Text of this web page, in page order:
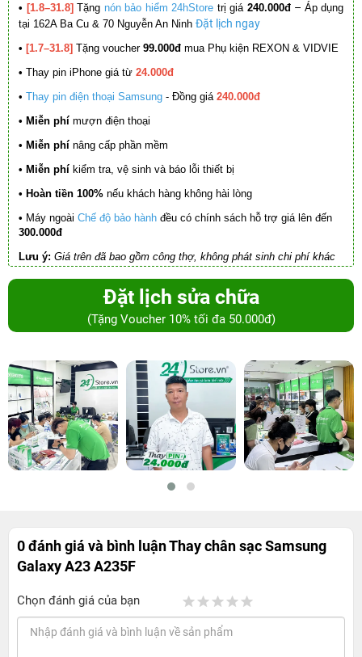
• [1.8–31.8] Tặng nón bảo hiểm 24hStore trị giá 240.000đ – Áp dụng
tại 162A Ba Cu & 70 Nguyễn An Ninh Đặt lịch ngay
• [1.7–31.8] Tặng voucher 99.000đ mua Phụ kiện REXON & VIDVIE
• Thay pin iPhone giá từ 24.000đ
• Thay pin điện thoại Samsung - Đồng giá 240.000đ
• Miễn phí mượn điện thoại
• Miễn phí nâng cấp phần mềm
• Miễn phí kiểm tra, vệ sinh và báo lỗi thiết bị
• Hoàn tiền 100% nếu khách hàng không hài lòng
• Máy ngoài Chế độ bảo hành đều có chính sách hỗ trợ giá lên đến
300.000đ
Lưu ý: Giá trên đã bao gồm công thợ, không phát sinh chi phí khác
Đặt lịch sửa chữa
(Tặng Voucher 10% tối đa 50.000đ)
0 đánh giá và bình luậnThay chân sạc Samsung
Galaxy A23 A235F
Chọn đánh giá của bạn